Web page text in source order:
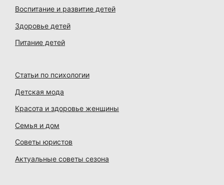
Воспитание и развитие детей
Здоровье детей
Питание детей
Статьи по психологии
Детская мода
Красота и здоровье женщины
Семья и дом
Советы юристов
Актуальные советы сезона